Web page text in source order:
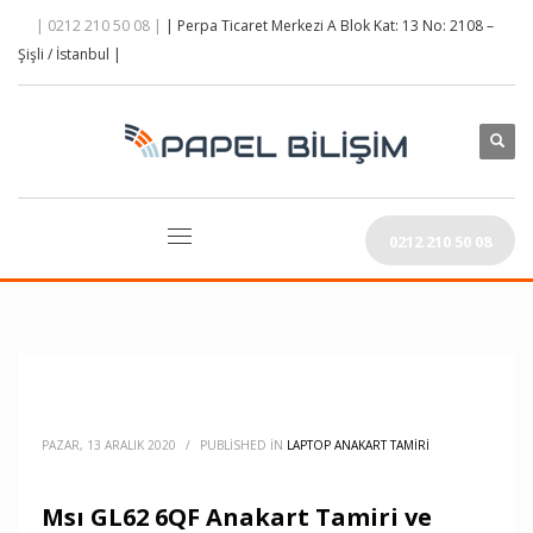
| 0212 210 50 08 | | Perpa Ticaret Merkezi A Blok Kat: 13 No: 2108 –
Şişli / İstanbul |
0212 210 50 08
PAZAR, 13 ARALIK 2020 / PUBLISHED IN LAPTOP ANAKART TAMIRI
Msı GL62 6QF Anakart Tamiri ve